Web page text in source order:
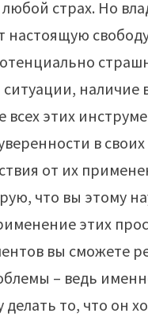
страх. Но
настоящую
наличие
всех этих
в
от их
что вы этому
этих
вы сможете
– ведь
делать то, что он